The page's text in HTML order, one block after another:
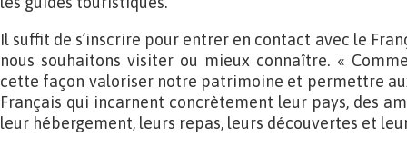
Il suffit de s’inscrire pour entrer en contact avec le
nous souhaitons visiter ou mieux connaître. «
cette façon valoriser notre patrimoine et permettre
Français qui incarnent concrètement leur pays, des
leur hébergement, leurs repas, leurs découvertes et